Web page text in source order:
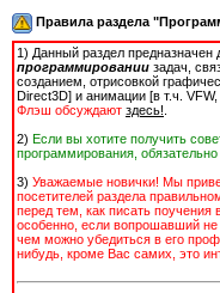
Правила раздела
1) Данный раздел
программировании задач,
созданием, отрисовкой
Direct3D] и анимации [в т.ч.
Флэш обсуждают здесь!
2) Если вы хотите получить
программирования, обязательно
3) Уважаемые новички! Мы
посетителей раздела
перед тем, как писать
особенно, если вопрошавший
чем можно убедиться в его
нибудь, кроме Вас cамих, это